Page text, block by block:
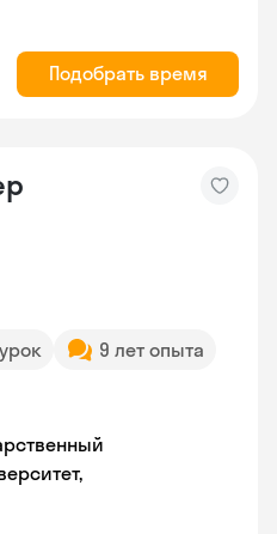
Подобрать время
9 лет опыта